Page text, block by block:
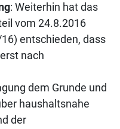
: Weiterhin hat das
vom 24.8.2016
entschieden, dass
nach
dem Grunde und
haushaltsnahe
der